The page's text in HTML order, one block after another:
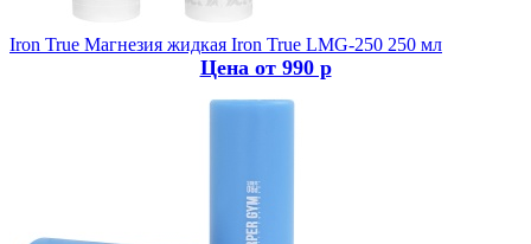
Iron True Магнезия жидкая Iron True LMG-250 250 мл
Цена от 990 р